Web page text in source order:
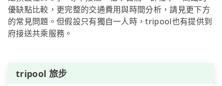
優缺點比較，更完整的交通費用與時間分析，請見更下方
的常見問題。但假設只有獨自一人時，tripool也有提供到
府接送共乘服務。
tripool 旅步